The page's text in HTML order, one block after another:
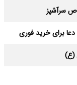
سرآشپز
برای خرید فوری
(ع)